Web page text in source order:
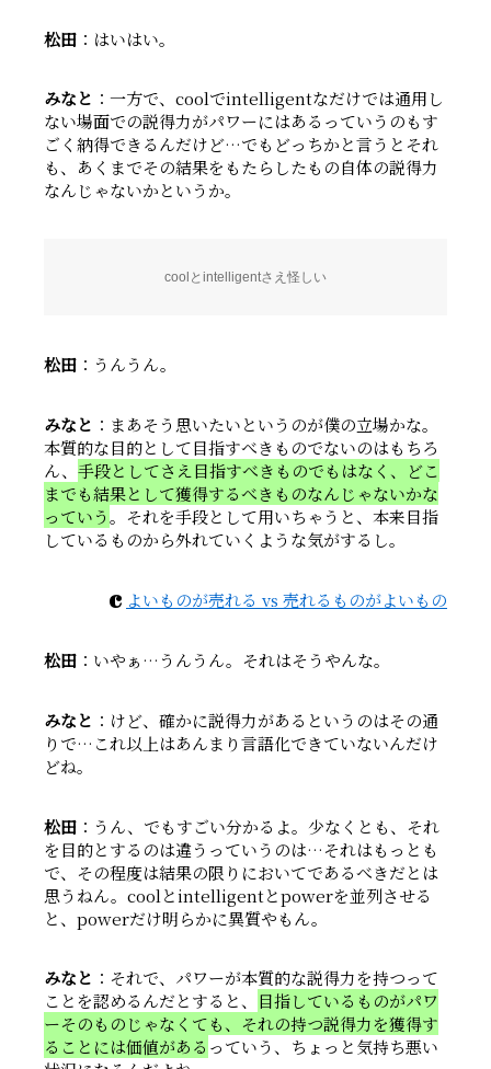
松田 ：はいはい。
みなと ：一方で、coolでintelligentなだけでは通用し
ない場面での説得力がパワーにはあるっていうのもす
ごく納得できるんだけど…でもどっちかと言うとそれ
も、あくまでその結果をもたらしたもの自体の説得力
なんじゃないかというか。
coolとintelligentさえ怪しい
松田 ：うんうん。
みなと ：まあそう思いたいというのが僕の立場かな。
本質的な目的として目指すべきものでないのはもちろ
ん、 手段としてさえ目指すべきものでもはなく、どこ
までも結果として獲得するべきものなんじゃないかな
っていう。それを手段として用いちゃうと、本来目指
しているものから外れていくような気がするし。
c よいものが売れる vs 売れるものがよいもの
松田 ：いやぁ…うんうん。それはそうやんな。
みなと ：けど、確かに説得力があるというのはその通
りで…これ以上はあんまり言語化できていないんだけ
どね。
松田 ：うん、でもすごい分かるよ。少なくとも、それ
を目的とするのは違うっていうのは…それはもっとも
で、その程度は結果の限りにおいてであるべきだとは
思うねん。coolとintelligentとpowerを並列させる
と、powerだけ明らかに異質やもん。
みなと ：それで、パワーが本質的な説得力を持つって
ことを認めるんだとすると、 目指しているものがパワ
ーそのものじゃなくても、それの持つ説得力を獲得す
ることには価値がある っていう、ちょっと気持ち悪い